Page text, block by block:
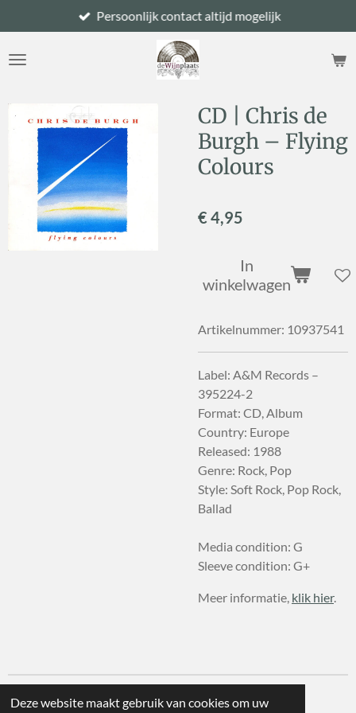
Deze website maakt gebruik van cookies om uw
direct
naar
Persoonlijk contact altijd mogelijk
CD | Chris de
Burgh – Flying
Colours
€ 4,95
In
winkelwagen
Artikelnummer: 10937541
Label: A&M Records –
395224-2
Format: CD, Album
Country: Europe
Released: 1988
Genre: Rock, Pop
Style: Soft Rock, Pop Rock,
Ballad
Media condition: G
Sleeve condition: G+
Meer informatie, klik hier.